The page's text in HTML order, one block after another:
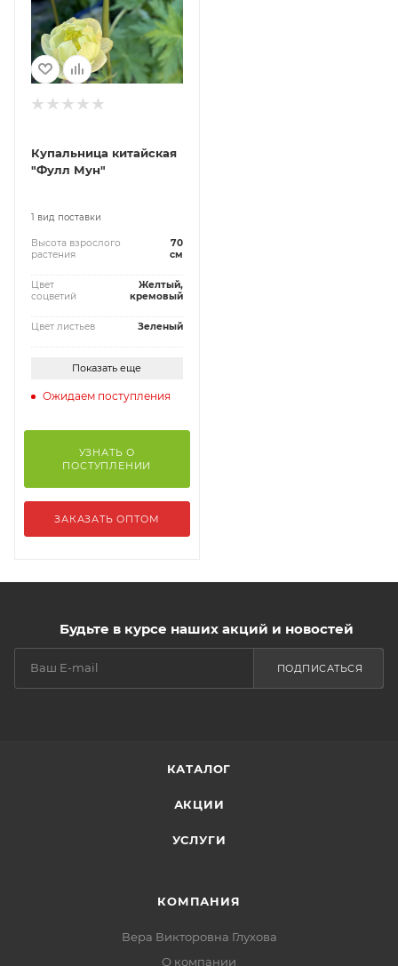
Купальница китайская
"Фулл Мун"
1 вид поставки
Высота взрослого
растения
70
см
Цвет
соцветий
Желтый,
кремовый
Цвет листьев Зеленый
Показать еще
Ожидаем поступления
УЗНАТЬ О
ПОСТУПЛЕНИИ
ЗАКАЗАТЬ ОПТОМ
Будьте в курсе наших акций и новостей
ПОДПИСАТЬСЯ
КАТАЛОГ
АКЦИИ
УСЛУГИ
КОМПАНИЯ
Вера Викторовна Глухова
О компании